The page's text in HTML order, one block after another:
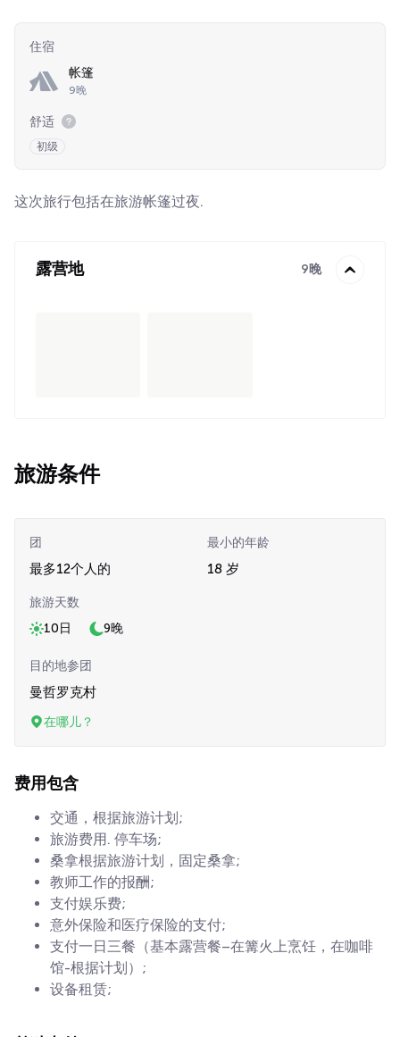
住宿
帐篷
9晚
舒适
初级
这次旅行包括在旅游帐篷过夜.
露营地 9晚
旅游条件
团
最多12个人的
最小的年龄
18 岁
旅游天数
10日
9晚
目的地参团
曼哲罗克村
在哪儿？
费用包含
交通，根据旅游计划;
旅游费用. 停车场;
桑拿根据旅游计划，固定桑拿;
教师工作的报酬;
支付娱乐费;
意外保险和医疗保险的支付;
支付一日三餐（基本露营餐–在篝火上烹饪，在咖啡
馆-根据计划）;
设备租赁;